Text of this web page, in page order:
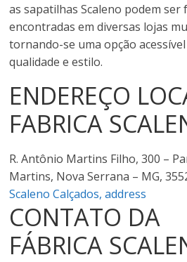
as sapatilhas Scaleno podem ser
encontradas em diversas lojas
tornando-se uma opção
qualidade e estilo.
ENDEREÇO
FABRICA
R. Antônio Martins Filho, 300 –
Martins, Nova Serrana – MG,
Scaleno Calçados, address
CONTATO DA
FÁBRICA